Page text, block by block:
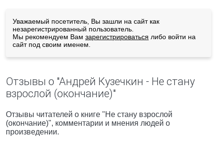
Уважаемый посетитель, Вы зашли на сайт как
незарегистрированный пользователь.
Мы рекомендуем Вам зарегистрироваться либо войти на
сайт под своим именем.
Отзывы о "Андрей Кузечкин - Не стану
взрослой (окончание)"
Отзывы читателей о книге "Не стану взрослой
(окончание)", комментарии и мнения людей о
произведении.